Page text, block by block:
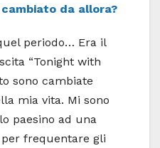
da allora?
periodo… Era il
“Tonight with
sono cambiate
mia vita. Mi sono
paesino ad una
frequentare gli